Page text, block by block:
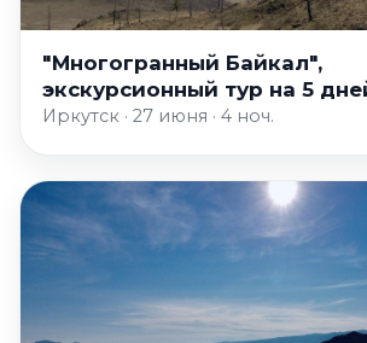
"Многогранный Байкал",
экскурсионный тур на 5
Иркутск · 27 июня · 4 ноч.